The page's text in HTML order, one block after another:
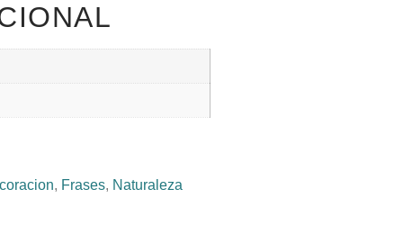
, Frases, Naturaleza